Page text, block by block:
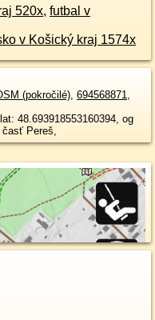
520x, futbal v
v Košický kraj 1574x
(pokročilé), 694568871,
48.693918553160394, og
Košice mestská časť Pereš,